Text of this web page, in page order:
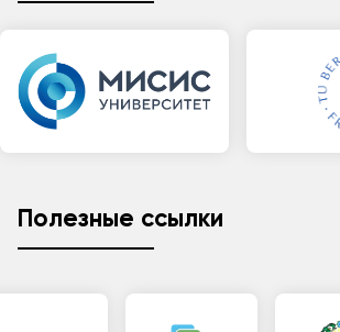
Полезные ссылки